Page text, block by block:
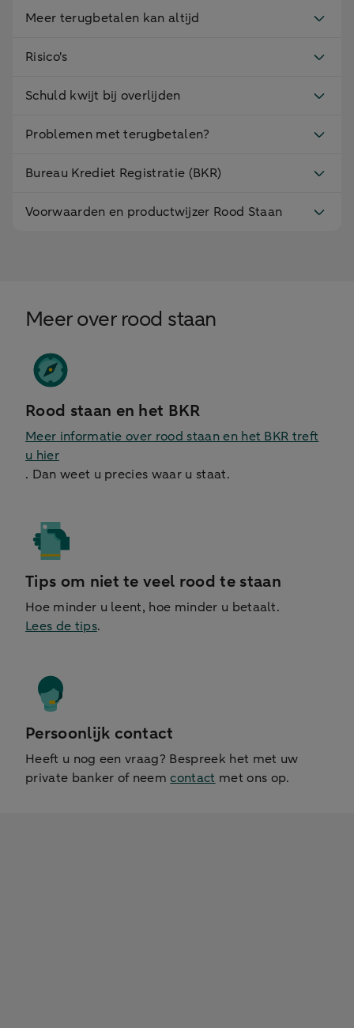
Meer terugbetalen kan altijd
Risico's
Schuld kwijt bij overlijden
Problemen met terugbetalen?
Bureau Krediet Registratie (BKR)
Voorwaarden en productwijzer Rood Staan
Meer over rood staan
Rood staan en het BKR
Meer informatie over rood staan en het BKR treft
u hier
. Dan weet u precies waar u staat.
Tips om niet te veel rood te staan
Hoe minder u leent, hoe minder u betaalt.
Lees de tips.
Persoonlijk contact
Heeft u nog een vraag? Bespreek het met uw
private banker of neemcontact met ons op.